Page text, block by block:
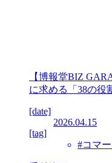
【博報堂BIZ
に求める「38の役
[date]
2026.04.15
[tag]
#コマ